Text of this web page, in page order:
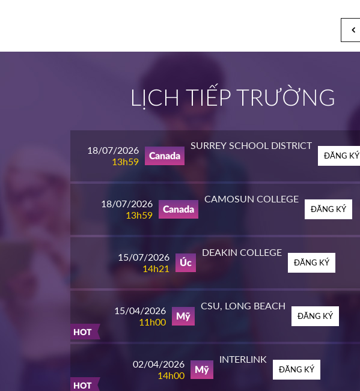
LỊCH TIẾP TRƯỜNG
18/07/2026
13h59
Canada
SURREY SCHOOL DISTRICT
ĐĂNG KÝ
18/07/2026
13h59
Canada
CAMOSUN COLLEGE
ĐĂNG KÝ
15/07/2026
14h21
Úc
DEAKIN COLLEGE
ĐĂNG KÝ
HOT
15/04/2026
11h00
Mỹ
CSU, LONG BEACH
ĐĂNG KÝ
HOT
02/04/2026
14h00
Mỹ
INTERLINK
ĐĂNG KÝ